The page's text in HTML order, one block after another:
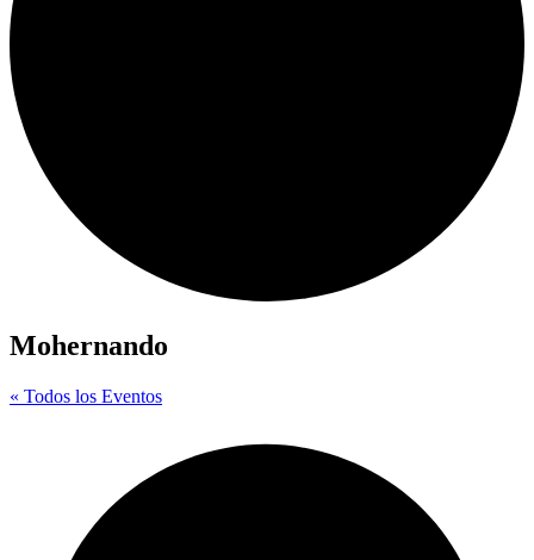
Mohernando
« Todos los Eventos